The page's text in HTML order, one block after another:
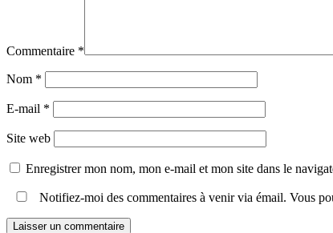
Commentaire *
Nom *
E-mail *
Site web
Enregistrer mon nom, mon e-mail et mon site dans le
Notifiez-moi des commentaires à venir via émail. Vous